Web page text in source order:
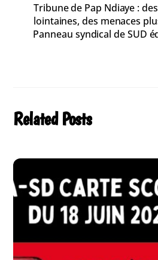
Tribune de Pap Ndiaye :
lointaines, des menaces
Panneau syndical de SUD
Related Posts